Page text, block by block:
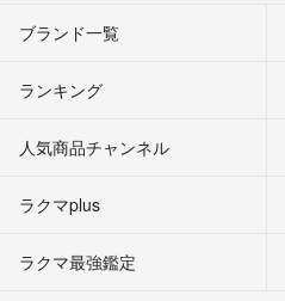
ブランド一覧
ランキング
人気商品チャンネル
ラクマplus
ラクマ最強鑑定